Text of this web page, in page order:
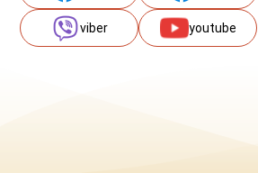
viber youtube